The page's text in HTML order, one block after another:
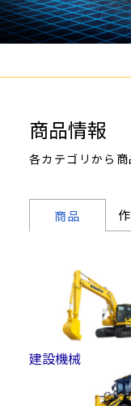
商品情報
各カテゴリから商
商品
建設機械